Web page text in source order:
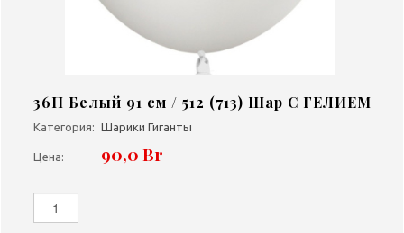
36П Белый 91 см / 512 (713) Шар С ГЕЛИЕМ
Категория: Шарики Гиганты
Цена: 90,0 Br